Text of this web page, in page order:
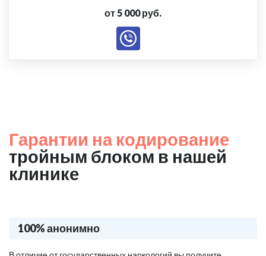
от 5 000 руб.
Гарантии на кодирование
тройным блоком в нашей
клинике
100% анонимно